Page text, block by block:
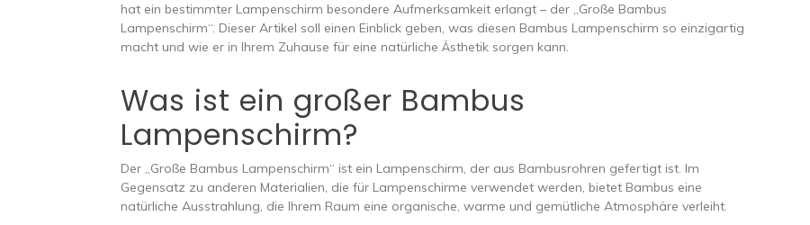
hat ein bestimmter Lampenschirm besondere Aufmerksamkeit erlangt – der „Große Bambus
Lampenschirm“. Dieser Artikel soll einen Einblick geben, was diesen Bambus Lampenschirm so einzigartig
macht und wie er in Ihrem Zuhause für eine natürliche Ästhetik sorgen kann.
Was ist ein großer Bambus
Lampenschirm?
Der „Große Bambus Lampenschirm“ ist ein Lampenschirm, der aus Bambusrohren gefertigt ist. Im
Gegensatz zu anderen Materialien, die für Lampenschirme verwendet werden, bietet Bambus eine
natürliche Ausstrahlung, die Ihrem Raum eine organische, warme und gemütliche Atmosphäre verleiht.